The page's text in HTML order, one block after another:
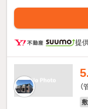
提
敷